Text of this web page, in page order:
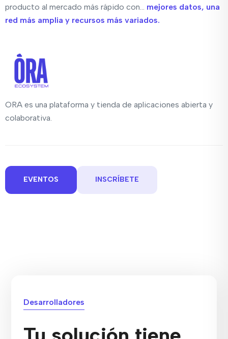
producto al mercado más rápido con... mejores datos, una
red más amplia y recursos más variados.
ORA es una plataforma y tienda de aplicaciones abierta y
colaborativa.
EVENTOS INSCRÍBETE
Desarrolladores